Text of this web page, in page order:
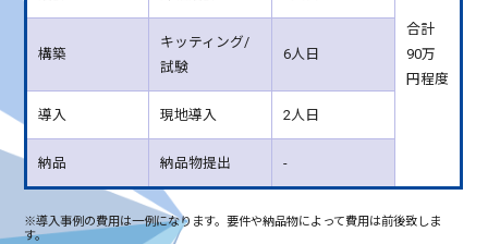
合計
90万
円程度
構築
キッティング/
試験
6人日
導入 現地導入 2人日
納品 納品物提出 -
導入事例の費用は一例になります。要件や納品物によって費用は前後致しま
す。